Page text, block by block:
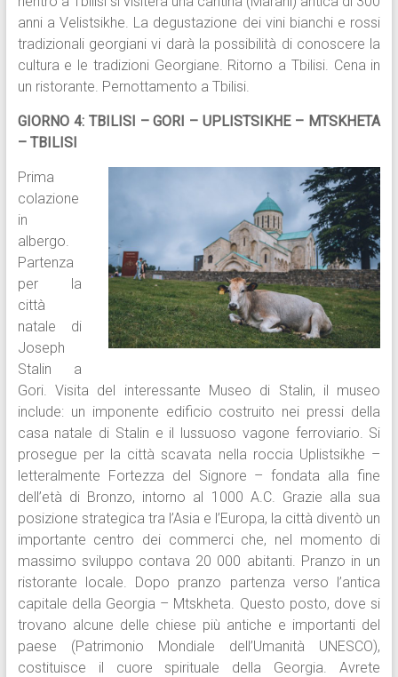
anni a Velistsikhe. La degustazione dei vini bianchi e rossi
tradizionali georgiani vi darà la possibilità di conoscere la
cultura e le tradizioni Georgiane. Ritorno a Tbilisi. Cena in
un ristorante. Pernottamento a Tbilisi.
GIORNO 4: TBILISI – GORI – UPLISTSIKHE – MTSKHETA
– TBILISI
Prima
colazione
in
albergo.
Partenza
per la
città
natale di
Joseph
Stalin a
Gori. Visita del interessante Museo di Stalin, il museo
include: un imponente edificio costruito nei pressi della
casa natale di Stalin e il lussuoso vagone ferroviario. Si
prosegue per la città scavata nella roccia Uplistsikhe –
letteralmente Fortezza del Signore – fondata alla fine
dell’età di Bronzo, intorno al 1000 A.C. Grazie alla sua
posizione strategica tra l’Asia e l’Europa, la città diventò un
importante centro dei commerci che, nel momento di
massimo sviluppo contava 20 000 abitanti. Pranzo in un
ristorante locale. Dopo pranzo partenza verso l’antica
capitale della Georgia – Mtskheta. Questo posto, dove si
trovano alcune delle chiese più antiche e importanti del
paese (Patrimonio Mondiale dell’Umanità UNESCO),
costituisce il cuore spirituale della Georgia. Avrete